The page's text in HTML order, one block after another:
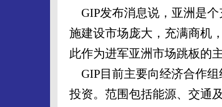
GIP发布消息说，亚洲是
施建设市场庞大，充满商机
此作为进军亚洲市场跳板的
GIP目前主要向经济合作
投资。范围包括能源、交通